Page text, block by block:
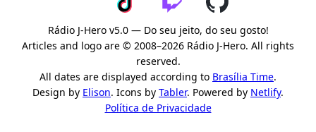
Rádio J-Hero v5.0 — Do seu jeito, do seu gosto!
Articles and logo are © 2008–2026 Rádio J-Hero. All rights
reserved.
All dates are displayed according to Brasília Time.
Design by Elison. Icons by Tabler. Powered by Netlify.
Política de Privacidade